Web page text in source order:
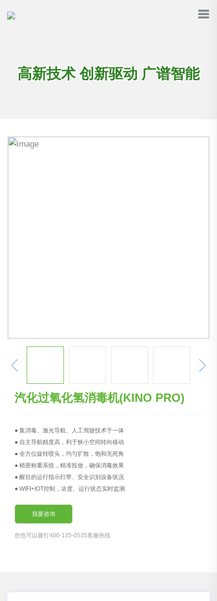
高新技术 创新驱动 广谱智能
汽化过氧化氢消毒机(KINO PRO)
● 集消毒、激光导航、人工驾驶技术于一体
● 自主导航精度高，利于狭小空间转向移动
● 全方位旋转喷头，均匀扩散，饱和无死角
● 精密称重系统，精准投放，确保消毒效果
● 醒目的运行指示灯带、安全识别设备状况
● WIFI+IOT控制，浓度、运行状态实时监测
我要咨询
您也可以拨打400-135-0535客服热线